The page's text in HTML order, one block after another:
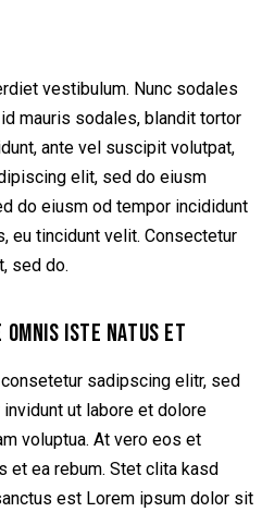
vestibulum. Nunc sodales
mauris sodales, blandit tortor
ante vel suscipit volutpat,
elit, sed do eiusm
do eiusm od tempor incididunt
eu tincidunt velit. Consectetur
sed do.
OMNIS ISTE NATUS ET
sadipscing elitr, sed
ut labore et dolore
voluptua. At vero eos et
et ea rebum. Stet clita kasd
est Lorem ipsum dolor sit